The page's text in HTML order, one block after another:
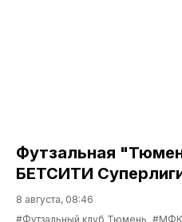
Футзальная
БЕТСИТИ
8 августа, 08:46
#Футзальный клуб Тюмень #МФК